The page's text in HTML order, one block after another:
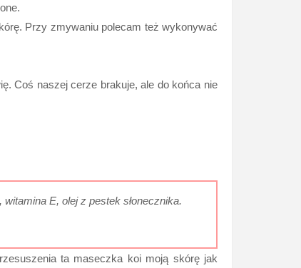
Przy zmywaniu polecam też wykonywać
Coś naszej cerze brakuje, ale do końca nie
witamina E, olej z pestek słonecznika.
ta maseczka koi moją skórę jak